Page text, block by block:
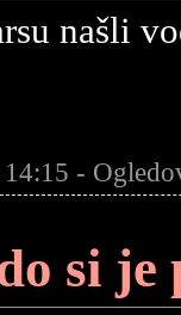
našli
-
si je